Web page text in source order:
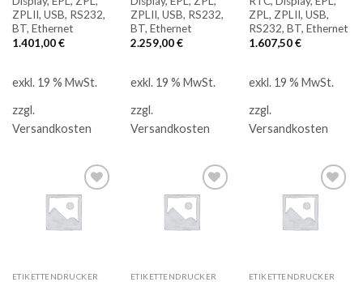
ZPLII, USB, RS232,
BT, Ethernet
1.401,00€
exkl. 19 % MwSt.
zzgl.
Versandkosten
ZPLII, USB, RS232,
BT, Ethernet
2.259,00€
exkl. 19 % MwSt.
zzgl.
Versandkosten
ZPL, ZPLII, USB,
RS232, BT, Ethernet
1.607,50€
exkl. 19 % MwSt.
zzgl.
Versandkosten
die
ETIKETTENDRUCKER
die
ETIKETTENDRUCKER
die
ETIKETTENDRUCKER